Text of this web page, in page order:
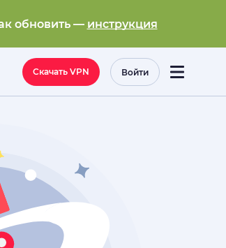
обновить — инструкция
Скачать VPN Войти